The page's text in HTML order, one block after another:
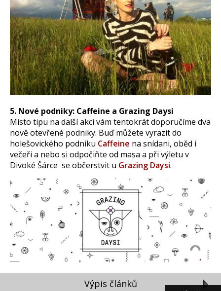
5. Nové podniky: Caffeine a Grazing Daysi
Místo tipu na další akci vám tentokrát doporučíme dva
nově otevřené podniky. Buď můžete vyrazit do
holešovického podniku Caffeine na snídani, oběd i
večeři a nebo si odpočiňte od masa a při výletu v
Divoké Šárce se občerstvit u Grazing Daysi.
Výpis článků